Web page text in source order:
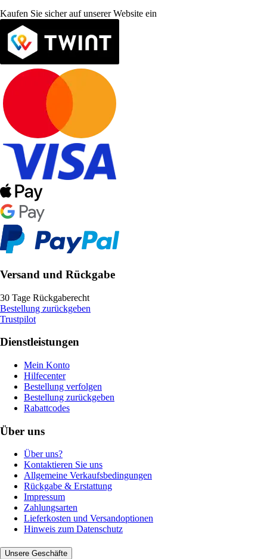
Kaufen Sie sicher auf unserer Website ein
Versand und Rückgabe
30 Tage Rückgaberecht
Bestellung zurückgeben
Trustpilot
Dienstleistungen
Mein Konto
Hilfecenter
Bestellung verfolgen
Bestellung zurückgeben
Rabattcodes
Über uns
Über uns?
Kontaktieren Sie uns
Allgemeine Verkaufsbedingungen
Rückgabe & Erstattung
Impressum
Zahlungsarten
Lieferkosten und Versandoptionen
Hinweis zum Datenschutz
Unsere Geschäfte